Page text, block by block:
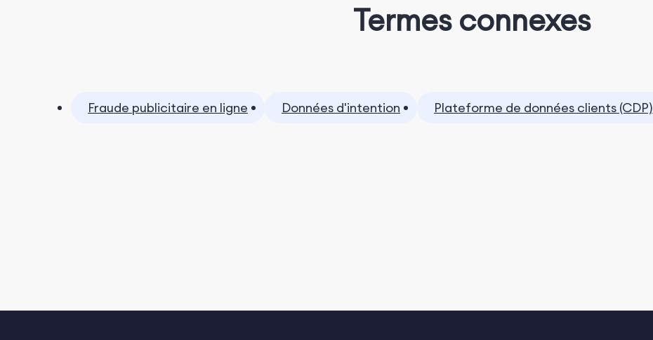
Termes connexes
Fraude publicitaire en ligne Données d'intention Plateforme de données clients (CDP)